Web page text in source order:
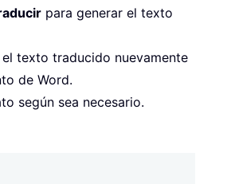
para generar el texto
texto traducido nuevamente
de Word.
según sea necesario.